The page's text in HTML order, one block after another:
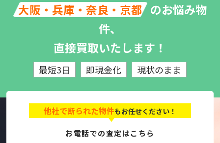
大阪・兵庫・奈良・京都 のお悩み物
件、
直接買取いたします！
最短3日 即現金化 現状のまま
他社で断られた物件もお任せください！
お電話での査定はこちら